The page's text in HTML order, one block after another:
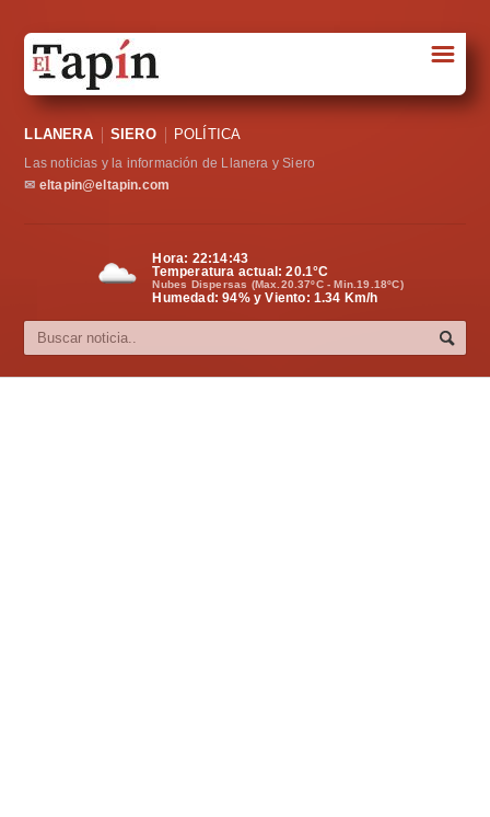
Sociedad
Política
Cultura
☰
LLANERA SIERO POLÍTICA
Las noticias y la información de Llanera y Siero
✉ eltapin@eltapin.com
Hora: 22:14:43
Temperatura actual:20.1°C
Nubes Dispersas (Max.20.37ºC - Min.19.18ºC)
Humedad: 94% y Viento: 1.34 Km/h